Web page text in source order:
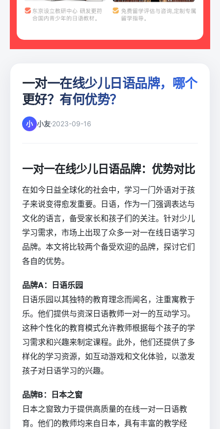
一对一在线少儿日语品牌，哪个
更好？有何优势？
小 小友 2023-09-16
一对一在线少儿日语品牌：优势对比
在如今日益全球化的社会中，学习一门外语对于孩
子来说变得愈发重要。日语，作为一门强调表达与
文化的语言，备受家长和孩子们的关注。针对少儿
学习需求，市场上出现了众多一对一在线日语学习
品牌。本文将比较两个备受欢迎的品牌，探讨它们
各自的优势。
品牌A：日语乐园
日语乐园以其独特的教育理念而闻名，注重寓教于
乐。他们提供与资深日语教师一对一的互动学习。
这种个性化的教育模式允许教师根据每个孩子的学
习需求和兴趣来制定课程。此外，他们还提供了多
样化的学习资源，如互动游戏和文化体验，以激发
孩子对日语学习的兴趣。
品牌B：日本之窗
日本之窗致力于提供高质量的在线一对一日语教
育。他们的教师均来自日本，具有丰富的教学经